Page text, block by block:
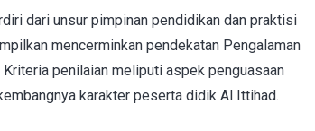
dari unsur pimpinan pendidikan dan praktisi
mencerminkan pendekatan Pengalaman
penilaian meliputi aspek penguasaan
karakter peserta didik Al Ittihad.